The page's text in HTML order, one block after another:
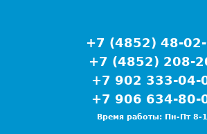
+7 (4852) 48-
+7 (4852) 208-
+7 902 333-04-
+7 906 634-80-
Время работы: Пн-Пт 8-